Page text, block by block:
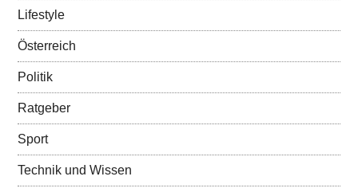
Lifestyle
Österreich
Politik
Ratgeber
Sport
Technik und Wissen